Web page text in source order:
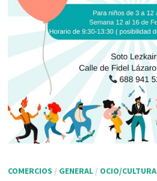
COMERCIOS / GENERAL/ OCIO/CULTURA